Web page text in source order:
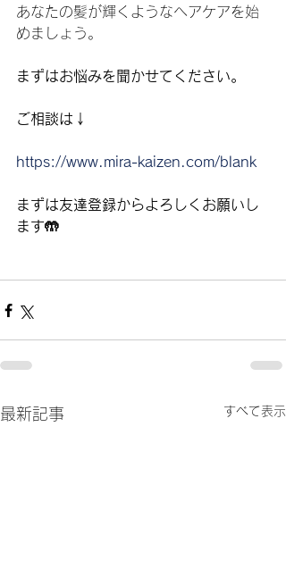
あなたの髪が輝くようなヘアケアを始
めましょう。
まずはお悩みを聞かせてください。
ご相談は↓
https://www.mira-kaizen.com/blank
まずは友達登録からよろしくお願いし
ます🤲
最新記事 すべて表示